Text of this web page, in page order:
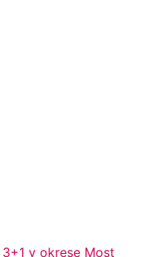
v okrese Most